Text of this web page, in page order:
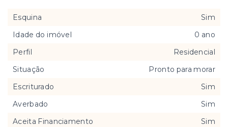
Esquina
Sim
Idade do imóvel
0 ano
Perfil
Residencial
Situação
Pronto para morar
Escriturado
Sim
Averbado
Sim
Aceita Financiamento
Sim